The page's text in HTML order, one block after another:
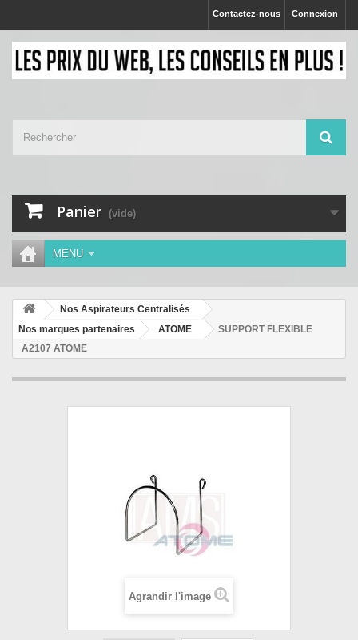
Connexion
Contactez-nous
Panier (vide)
MENU
Nos Aspirateurs Centralisés
Nos marques partenaires
ATOME
SUPPORT FLEXIBLE
A2107 ATOME
Agrandir l'image